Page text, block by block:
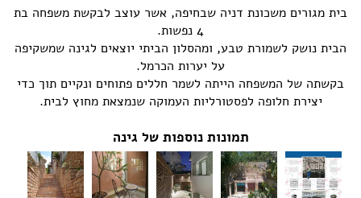
בית מגורים משכונת דניה שבחיפה, אשר עוצב לבקשת משפחה בת
4 נפשות.
הבית נושק לשמורת טבע, ומהסלון הביתי יוצאים לגינה שמשקיפה
על יערות הכרמל.
בקשתה של המשפחה הייתה לשמר חללים פתוחים ונקיים תוך כדי
יצירת חלופה לפסטורליות העמוקה שנמצאת מחוץ לבית.
תמונות נוספות של גינה